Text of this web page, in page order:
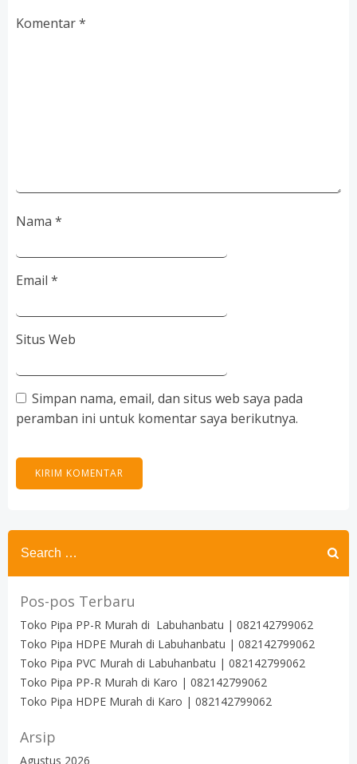
Komentar*
Nama *
Email *
Situs Web
Simpan nama, email, dan situs web saya pada
peramban ini untuk komentar saya berikutnya.
Search
for:
Pos-pos Terbaru
Toko Pipa PP-R Murah di Labuhanbatu | 082142799062
Toko Pipa HDPE Murah di Labuhanbatu | 082142799062
Toko Pipa PVC Murah di Labuhanbatu | 082142799062
Toko Pipa PP-R Murah di Karo | 082142799062
Toko Pipa HDPE Murah di Karo | 082142799062
Arsip
Agustus 2026